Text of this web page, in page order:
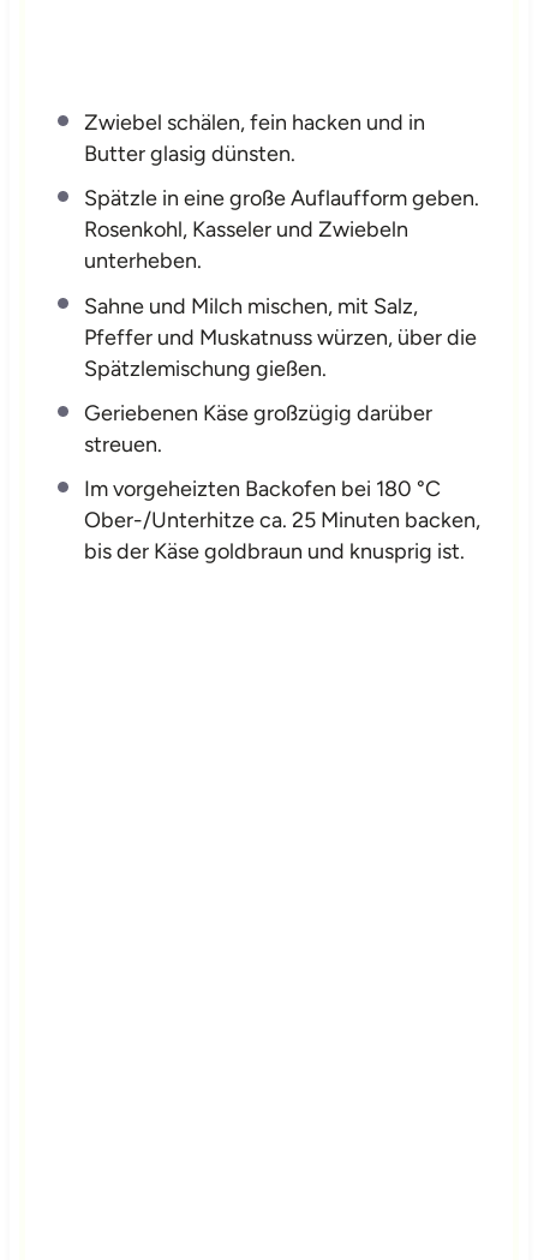
Zwiebel schälen, fein hacken und in
Butter glasig dünsten.
Spätzle in eine große Auflaufform geben.
Rosenkohl, Kasseler und Zwiebeln
unterheben.
Sahne und Milch mischen, mit Salz,
Pfeffer und Muskatnuss würzen, über die
Spätzlemischung gießen.
Geriebenen Käse großzügig darüber
streuen.
Im vorgeheizten Backofen bei 180 °C
Ober-/Unterhitze ca. 25 Minuten backen,
bis der Käse goldbraun und knusprig ist.